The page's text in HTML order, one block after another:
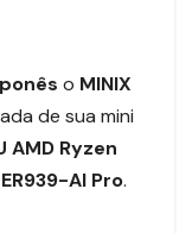
o MINIX
de sua mini
AMD Ryzen
AI Pro.